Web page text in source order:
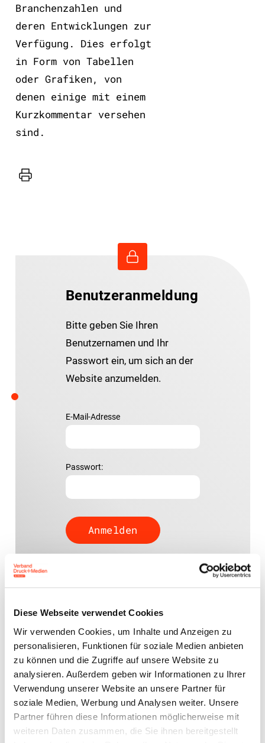
Diese Webseite verwendet Cookies
Wir verwenden Cookies, um Inhalte und Anzeigen zu
personalisieren, Funktionen für soziale Medien anbieten
zu können und die Zugriffe auf unsere Website zu
analysieren. Außerdem geben wir Informationen zu Ihrer
Verwendung unserer Website an unsere Partner für
soziale Medien, Werbung und Analysen weiter. Unsere
Partner führen diese Informationen möglicherweise mit
weiteren Daten zusammen, die Sie ihnen bereitgestellt
Branchenzahlen und
deren Entwicklungen zur
Verfügung. Dies erfolgt
in Form von Tabellen
oder Grafiken, von
denen einige mit einem
Kurzkommentar versehen
sind.
Drucker
Benutzeranmeldung
Bitte geben Sie Ihren
Benutzernamen und Ihr
Passwort ein, um sich an der
Website anzumelden.
E-Mail-Adresse
Passwort:
Ansprechpartner
Jens Meyer
Geschäftsführer
+49 176 10 90 10 11